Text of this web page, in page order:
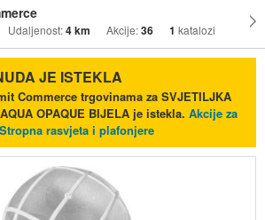
Udaljenost:4 km Akcije:36 1 katalozi
JE ISTEKLA
Commerce trgovinama za SVJETILJKA
OPAQUE BIJELA je istekla. Akcije za
rasvjeta i plafonjere